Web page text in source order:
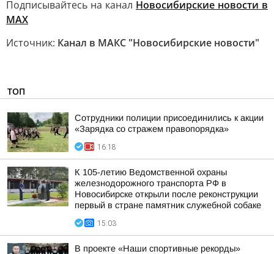
Подписывайтесь на канал Новосибирские новости в
MAХ
Источник: Канал в МАКС "Новосибирские новости"
ТОП
Сотрудники полиции присоединились к акции
«Зарядка со стражем правопорядка»
16:18
К 105-летию Ведомственной охраны
железнодорожного транспорта РФ в
Новосибирске открыли после реконструкции
первый в стране памятник служебной собаке
15:03
В проекте «Наши спортивные рекорды»